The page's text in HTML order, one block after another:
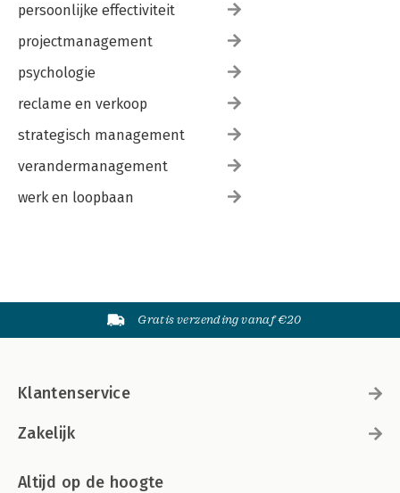
persoonlijke effectiviteit
projectmanagement
psychologie
reclame en verkoop
strategisch management
verandermanagement
werk en loopbaan
Gratis verzending vanaf €20
Klantenservice
Zakelijk
Altijd op de hoogte